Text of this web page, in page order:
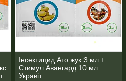
Інсектицид Ато жук 3 мл +
Стимул Авангард 10 мл
Укравіт